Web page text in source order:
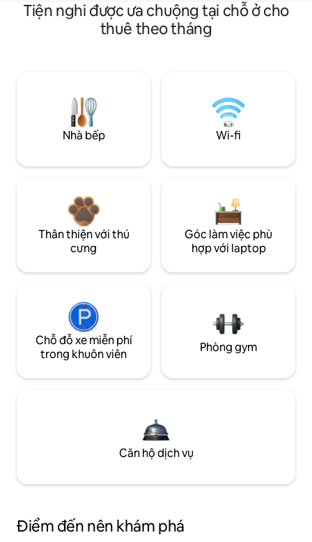
Tiện nghi được ưa chuộng tại chỗ ở cho
thuê theo tháng
Nhà bếp Wi-fi
Thân thiện với thú
cưng
Góc làm việc phù
hợp với laptop
Chỗ đỗ xe miễn phí
trong khuôn viên
Phòng gym
Căn hộ dịch vụ
Điểm đến nên khám phá